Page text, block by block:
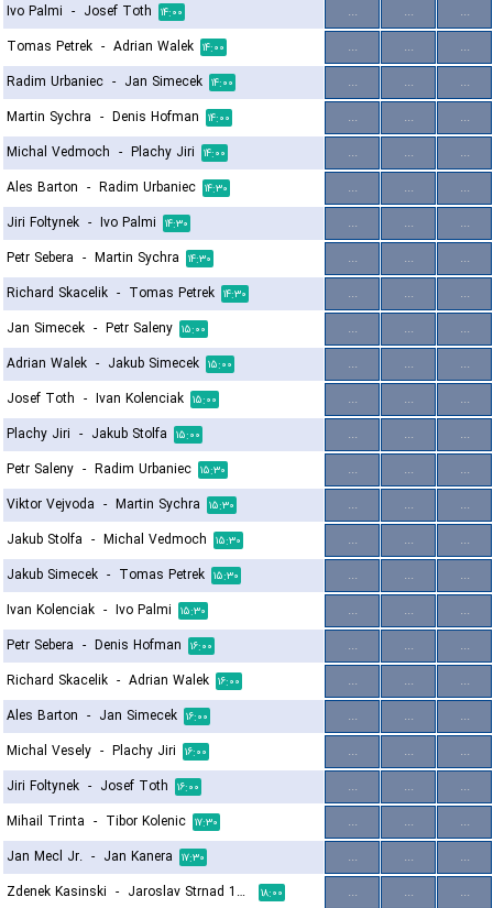
Ivo Palmi - Josef Toth ۱۴:۰۰ ... ...
...
Tomas Petrek - Adrian Walek ۱۴:۰۰ ... ...
...
Radim Urbaniec - Jan Simecek ۱۴:۰۰ ... ...
...
Martin Sychra - Denis Hofman ۱۴:۰۰ ... ...
...
Michal Vedmoch - Plachy Jiri ۱۴:۰۰ ... ...
...
Ales Barton - Radim Urbaniec ۱۴:۳۰ ... ...
...
Jiri Foltynek - Ivo Palmi ۱۴:۳۰ ... ...
...
Petr Sebera - Martin Sychra ۱۴:۳۰ ... ...
...
Richard Skacelik - Tomas Petrek ۱۴:۳۰ ... ...
...
Jan Simecek - Petr Saleny ۱۵:۰۰ ... ...
...
Adrian Walek - Jakub Simecek ۱۵:۰۰ ... ...
...
Josef Toth - Ivan Kolenciak ۱۵:۰۰ ... ...
...
Plachy Jiri - Jakub Stolfa ۱۵:۰۰ ... ...
...
Petr Saleny - Radim Urbaniec ۱۵:۳۰ ... ...
...
Viktor Vejvoda - Martin Sychra ۱۵:۳۰ ... ...
...
Jakub Stolfa - Michal Vedmoch ۱۵:۳۰ ... ...
...
Jakub Simecek - Tomas Petrek ۱۵:۳۰ ... ...
...
Ivan Kolenciak - Ivo Palmi ۱۵:۳۰ ... ...
...
Petr Sebera - Denis Hofman ۱۶:۰۰ ... ...
...
Richard Skacelik - Adrian Walek ۱۶:۰۰ ... ...
...
Ales Barton - Jan Simecek ۱۶:۰۰ ... ...
...
Michal Vesely - Plachy Jiri ۱۶:۰۰ ... ...
...
Jiri Foltynek - Josef Toth ۱۶:۰۰ ... ...
...
Mihail Trinta - Tibor Kolenic ۱۷:۳۰ ... ...
...
Jan Mecl Jr. - Jan Kanera ۱۷:۳۰ ... ...
...
Zdenek Kasinski - Jaroslav Strnad 1964 ۱۸:۰۰ ... ...
...